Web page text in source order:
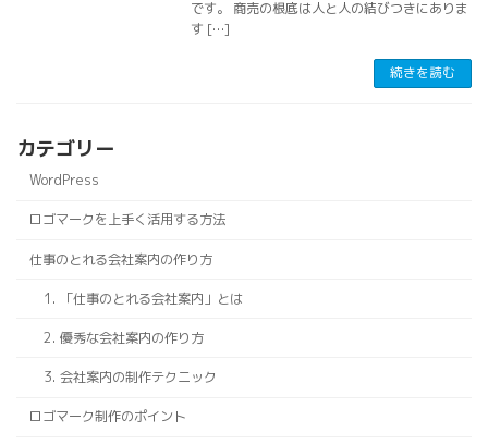
です。 商売の根底は人と人の結びつきにありま
す […]
続きを読む
カテゴリー
WordPress
ロゴマークを上手く活用する方法
仕事のとれる会社案内の作り方
1. 「仕事のとれる会社案内」とは
2. 優秀な会社案内の作り方
3. 会社案内の制作テクニック
ロゴマーク制作のポイント